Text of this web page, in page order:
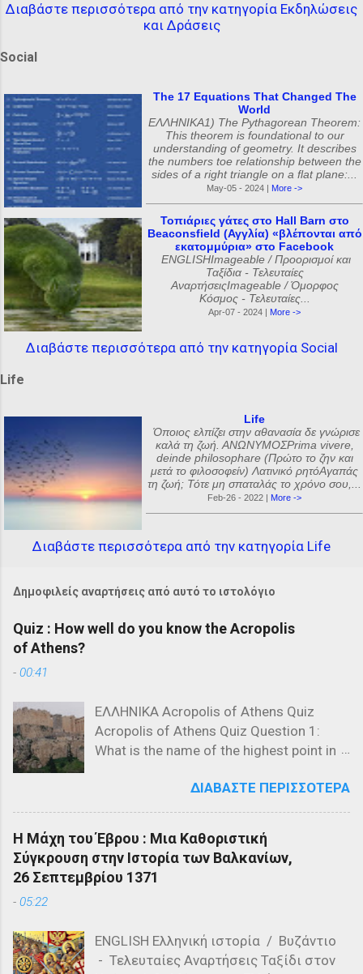
Διαβάστε περισσότερα από την κατηγορία Εκδηλώσεις
και Δράσεις
Social
The 17 Equations That Changed The
World
ΕΛΛΗΝΙΚΑ1) The Pythagorean Theorem:
This theorem is foundational to our
understanding of geometry. It describes
the numbers toe relationship between the
sides of a right triangle on a flat plane:...
May-05 - 2024 | More ->
Τοπιάριες γάτες στο Hall Barn στο
Beaconsfield (Αγγλία) «βλέπονται από
εκατομμύρια» στο Facebook
ENGLISHImageable / Προορισμοί και
Ταξίδια - Τελευταίες
ΑναρτήσειςImageable / Όμορφος
Κόσμος - Τελευταίες...
Apr-07 - 2024 | More ->
Διαβάστε περισσότερα από την κατηγορία Social
Life
Life
Όποιος ελπίζει στην αθανασία δε γνώρισε
καλά τη ζωή. ΑΝΩΝΥΜΟΣPrima vivere,
deinde philosophare (Πρώτο το ζην και
μετά το φιλοσοφείν) Λατινικό ρητόΑγαπάς
τη ζωή; Τότε μη σπαταλάς το χρόνο σου,...
Feb-26 - 2022 | More ->
Διαβάστε περισσότερα από την κατηγορία Life
Δημοφιλείς αναρτήσεις από αυτό το ιστολόγιο
Quiz : How well do you know the Acropolis
of Athens?
- 00:41
ΕΛΛΗΝΙΚΑ Acropolis of Athens Quiz
Acropolis of Athens Quiz Question 1:
What is the name of the highest point in
Propylaea c) The Acropolis Hill Question
2: Which of the following is NOT a
structure on the Acropolis? a) The
Parthenon b) The Propylaea c) The
Colosseum Question 3: Who designed
the Parthenon? a) Ictinus and Callicrates
material used in the construction of the
Parthenon? a) Marble b) Granite c)
ΔΙΑΒΆΣΤΕ ΠΕΡΙΣΣΌΤΕΡΑ
Η Μάχη του Έβρου : Μια Καθοριστική
Σύγκρουση στην Ιστορία των Βαλκανίων,
26 Σεπτεμβρίου 1371
- 05:22
ENGLISH Ελληνική ιστορία / Βυζάντιο
- Τελευταίες Αναρτήσεις Ταξίδι στον